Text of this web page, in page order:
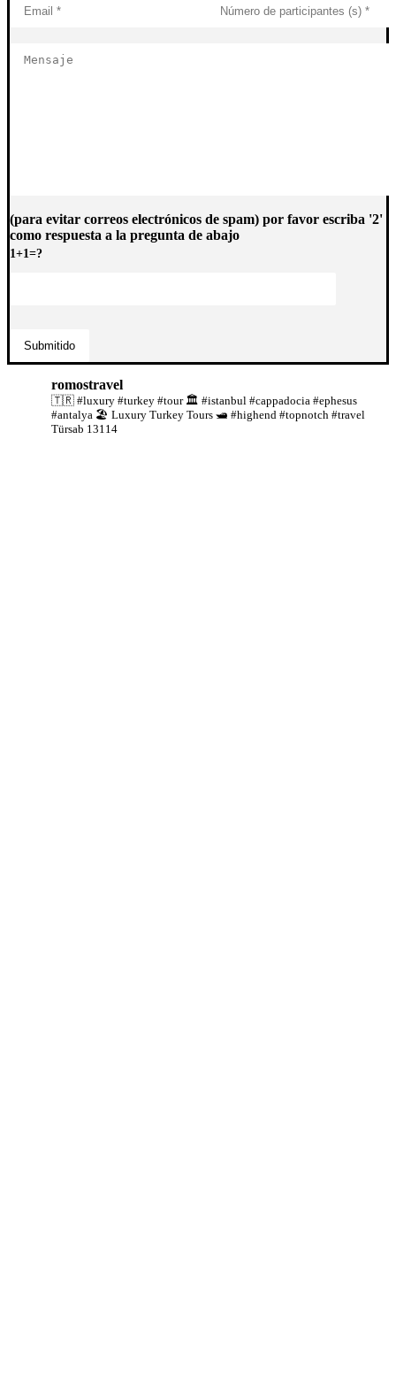
(para evitar correos electrónicos de spam) por favor escriba '2'
como respuesta a la pregunta de abajo
1+1=?
romostravel
🇹🇷 #luxury #turkey #tour 🏛️ #istanbul #cappadocia #ephesus
#antalya 🏖️ Luxury Turkey Tours 🛥️ #highend #topnotch #travel
Türsab 13114